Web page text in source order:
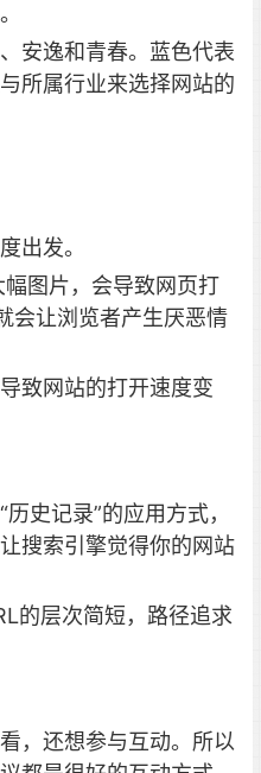
安逸和青春。蓝色代表
所属行业来选择网站的
出发。
图片，会导致网页打
会让浏览者产生厌恶情
致网站的打开速度变
史记录”的应用方式，
搜索引擎觉得你的网站
的层次简短，路径追求
，还想参与互动。所以